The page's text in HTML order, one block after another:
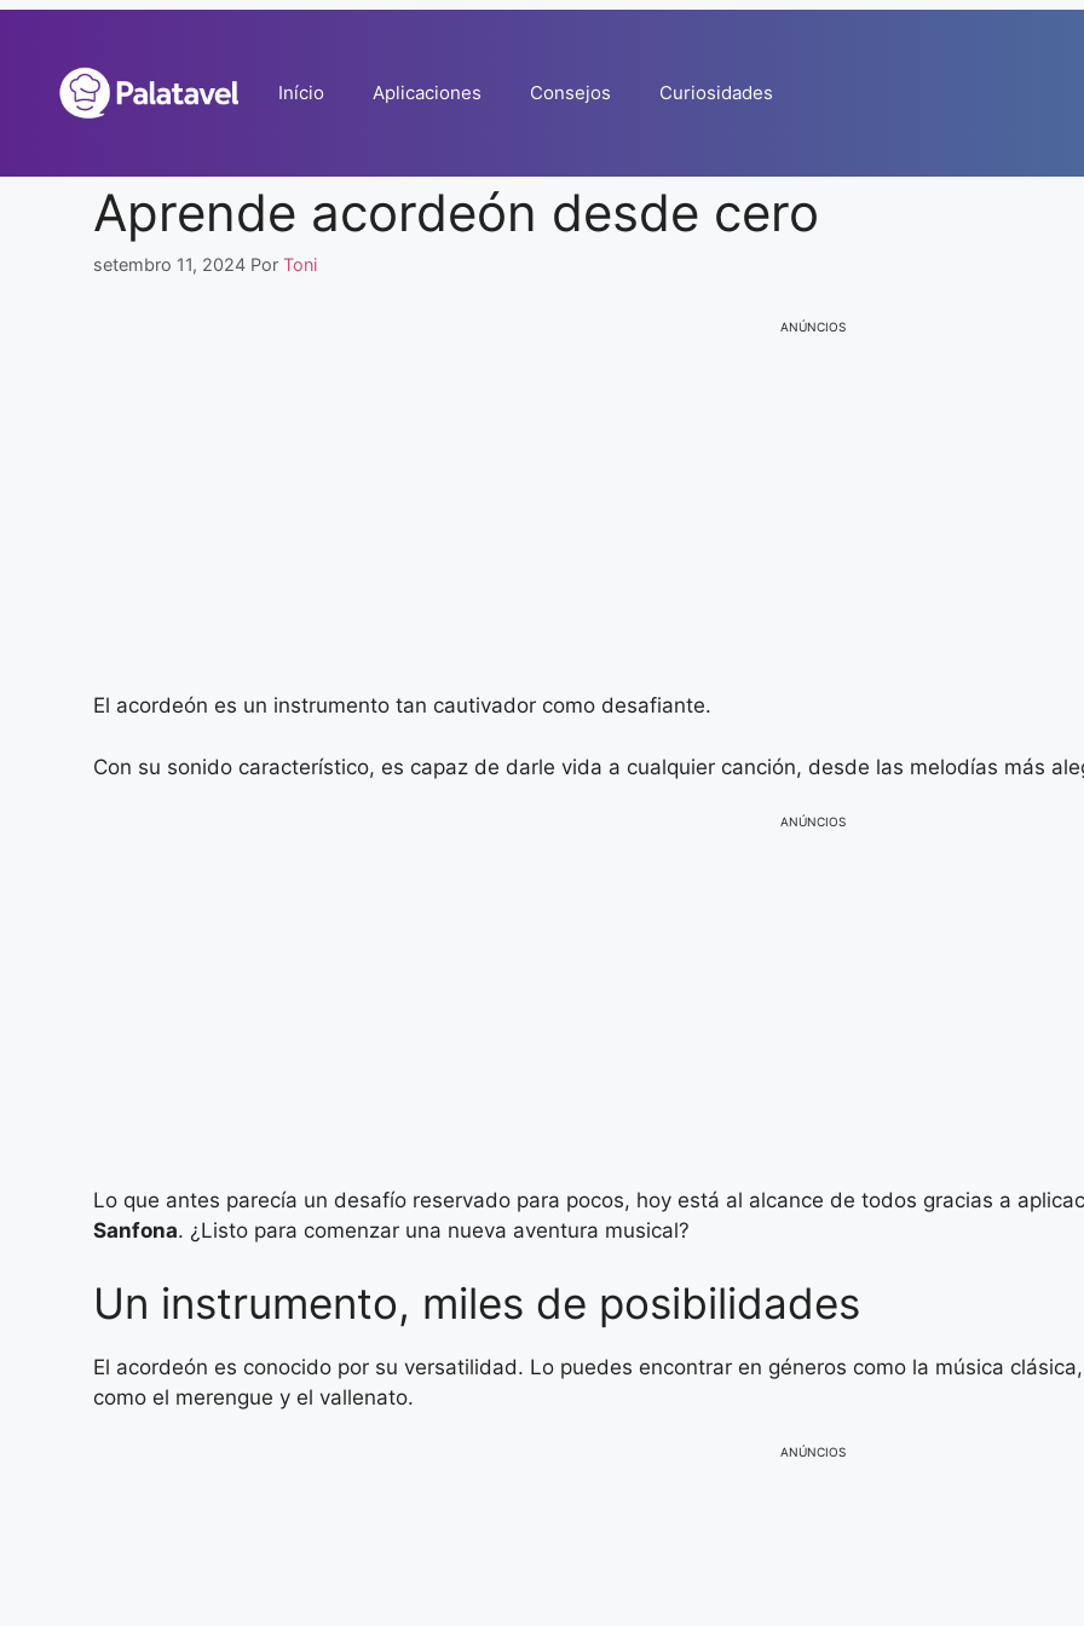
conteúdo
Início Aplicaciones Consejos Curiosidades
Aprende acordeón desde cero
setembro 11, 2024 Por Toni
ANÚNCIOS
El acordeón es un instrumento tan cautivador como desafiante.
Con su sonido característico, es capaz de darle vida a cualquier canción, desde las melodías más
ANÚNCIOS
Lo que antes parecía un desafío reservado para pocos, hoy está al alcance de todos gracias a
Sanfona. ¿Listo para comenzar una nueva aventura musical?
Un instrumento, miles de posibilidades
El acordeón es conocido por su versatilidad. Lo puedes encontrar en géneros como la música
como el merengue y el vallenato.
ANÚNCIOS